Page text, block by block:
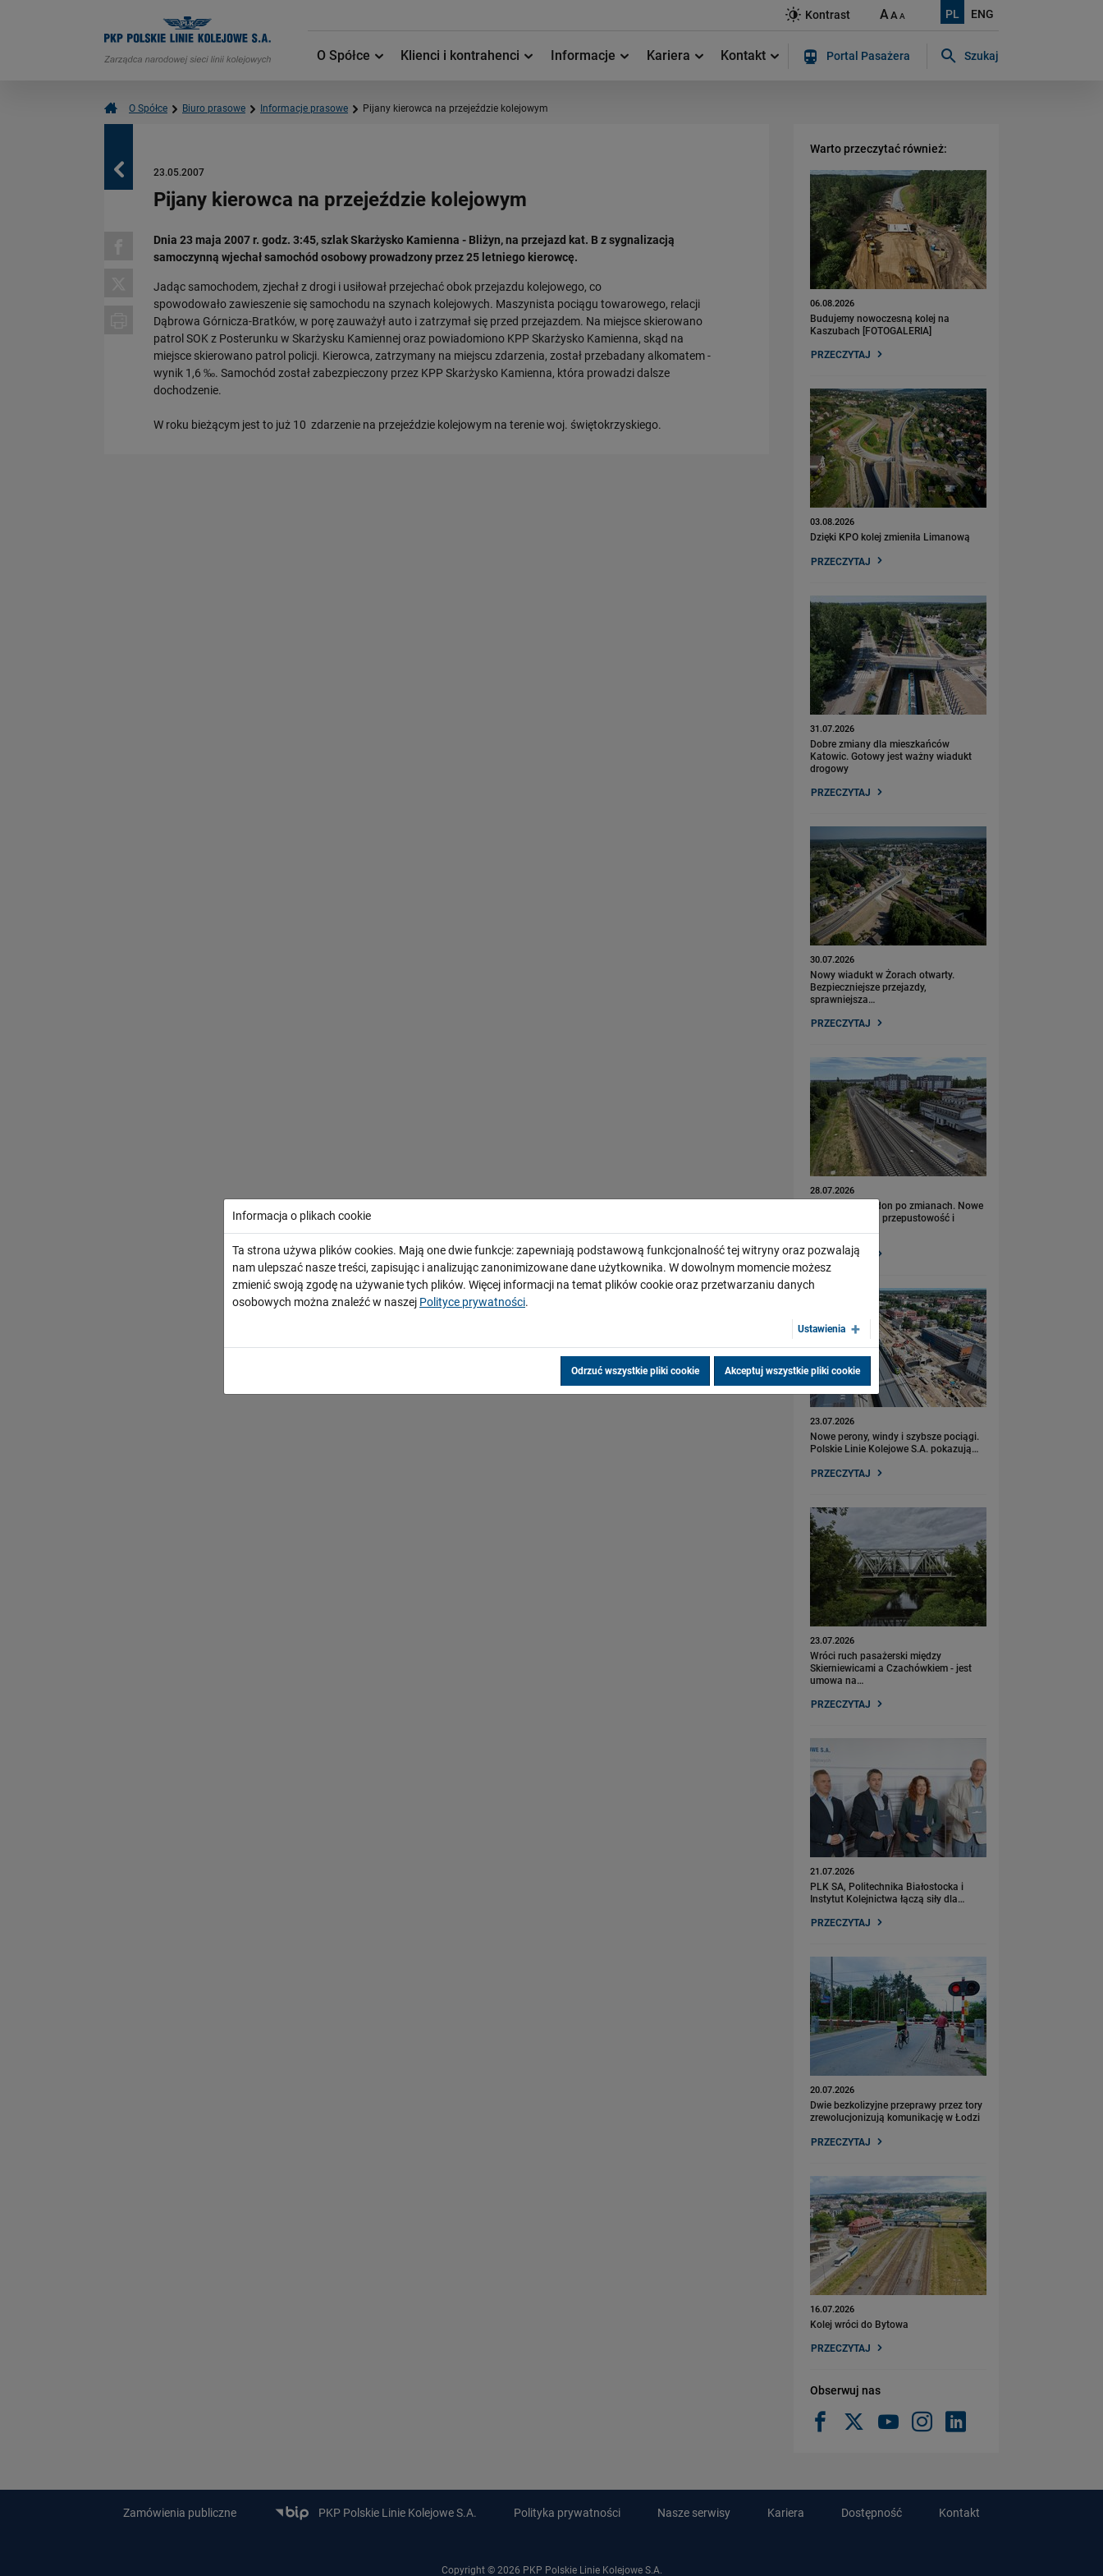
PL ENG
Kontrast AAA
O Spółce Klienci i kontrahenci Informacje Kariera Kontakt Portal Pasażera Szukaj
O Spółce Biuro prasowe Informacje prasowe Pijany kierowca na przejeździe kolejowym
Powrót 23.05.2007
Pijany kierowca na przejeździe kolejowym
Dnia 23 maja 2007 r. godz. 3:45, szlak Skarżysko Kamienna - Bliżyn, na przejazd kat. B z sygnalizacją
samoczynną wjechał samochód osobowy prowadzony przez 25 letniego kierowcę.
Jadąc samochodem, zjechał z drogi i usiłował przejechać obok przejazdu kolejowego, co
spowodowało zawieszenie się samochodu na szynach kolejowych. Maszynista pociągu towarowego, relacji
Dąbrowa Górnicza-Bratków, w porę zauważył auto i zatrzymał się przed przejazdem. Na miejsce skierowano
patrol SOK z Posterunku w Skarżysku Kamiennej oraz powiadomiono KPP Skarżysko Kamienna, skąd na
miejsce skierowano patrol policji. Kierowca, zatrzymany na miejscu zdarzenia, został przebadany alkomatem -
wynik 1,6 ‰. Samochód został zabezpieczony przez KPP Skarżysko Kamienna, która prowadzi dalsze
dochodzenie.
W roku bieżącym jest to już 10 zdarzenie na przejeździe kolejowym na terenie woj. świętokrzyskiego.
Warto przeczytać również:
06.08.2026
Budujemy nowoczesną kolej na
Kaszubach [FOTOGALERIA]
PRZECZYTAJ
03.08.2026
Dzięki KPO kolej zmieniła Limanową
PRZECZYTAJ
31.07.2026
Dobre zmiany dla mieszkańców
Katowic. Gotowy jest ważny wiadukt
drogowy
PRZECZYTAJ
30.07.2026
Nowy wiadukt w Żorach otwarty.
Bezpieczniejsze przejazdy,
sprawniejsza…
PRZECZYTAJ
28.07.2026
Bydgoszcz Fordon po zmianach. Nowe
perony, większa przepustowość i
kolejny…
PRZECZYTAJ
23.07.2026
Nowe perony, windy i szybsze pociągi.
Polskie Linie Kolejowe S.A. pokazują…
PRZECZYTAJ
23.07.2026
Wróci ruch pasażerski między
Skierniewicami a Czachówkiem - jest
umowa na…
PRZECZYTAJ
21.07.2026
PLK SA, Politechnika Białostocka i
Instytut Kolejnictwa łączą siły dla…
PRZECZYTAJ
20.07.2026
Dwie bezkolizyjne przeprawy przez tory
zrewolucjonizują komunikację w Łodzi
PRZECZYTAJ
16.07.2026
Kolej wróci do Bytowa
PRZECZYTAJ
Obserwuj nas
Zamówienia publiczne PKP Polskie Linie Kolejowe S.A. Polityka prywatności Nasze serwisy Kariera Dostępność Kontakt
Copyright © 2026 PKP Polskie Linie Kolejowe S.A.
Informacja o plikach cookie
Ta strona używa plików cookies. Mają one dwie funkcje: zapewniają podstawową funkcjonalność tej witryny oraz pozwalają
nam ulepszać nasze treści, zapisując i analizując zanonimizowane dane użytkownika. W dowolnym momencie możesz
zmienić swoją zgodę na używanie tych plików. Więcej informacji na temat plików cookie oraz przetwarzaniu danych
osobowych można znaleźć w naszej Polityce prywatności.
Ustawienia
Odrzuć wszystkie pliki cookie Akceptuj wszystkie pliki cookie